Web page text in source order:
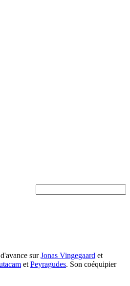
surJonas Vingegaard et
et Peyragudes. Son coéquipier